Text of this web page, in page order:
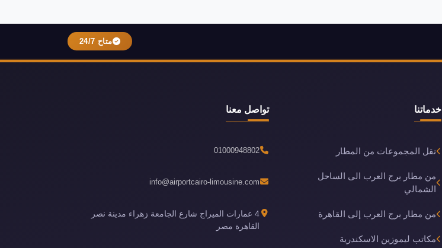
متاح 24/7
خدماتنا
نقل المجموعات من المطار
من مطار برج العرب الى الساحل
الشمالي
من مطار برج العرب إلى القاهرة
مكاتب ليموزين الاسكندرية
تواصل معنا
01000948802
info@airportcairo-limousine.com
4 عمارات الميراج شارع الجامعة زهراء مدينة نصر
القاهرة مصر